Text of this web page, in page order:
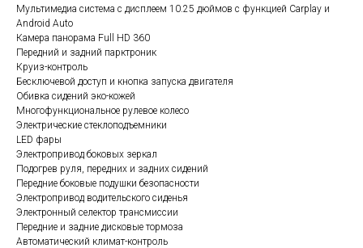
Мультимедиа система с дисплеем 10.25 дюймов с функцией Carplay и
Android Auto
Камера панорама Full HD 360
Передний и задний парктроник
Круиз-контроль
Бесключевой доступ и кнопка запуска двигателя
Обивка сидений эко-кожей
Многофункциональное рулевое колесо
Электрические стеклоподъемники
LED фары
Электропривод боковых зеркал
Подогрев руля, передних и задних сидений
Передние боковые подушки безопасности
Электропривод водительского сиденья
Электронный селектор трансмиссии
Передние и задние дисковые тормоза
Автоматический климат-контроль